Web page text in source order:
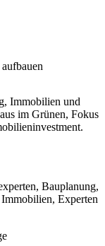
Bauplanung,
Experten